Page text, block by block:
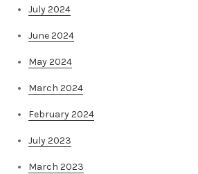
July 2024
June 2024
May 2024
March 2024
February 2024
July 2023
March 2023